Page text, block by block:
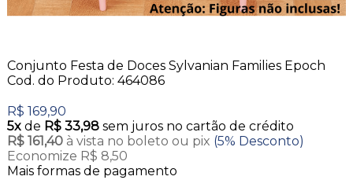
Conjunto Festa de Doces Sylvanian Families Epoch
Cod. do Produto: 464086
R$ 169,90
5xde R$ 33,98 sem juros no cartão de crédito
R$ 161,40 à vista no boleto ou pix (5% Desconto)
Economize R$ 8,50
Mais formas de pagamento